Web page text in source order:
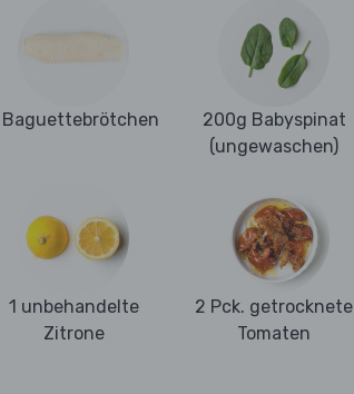
Baguettebrötchen
200g Babyspinat
(ungewaschen)
1 unbehandelte
Zitrone
2 Pck. getrocknete
Tomaten